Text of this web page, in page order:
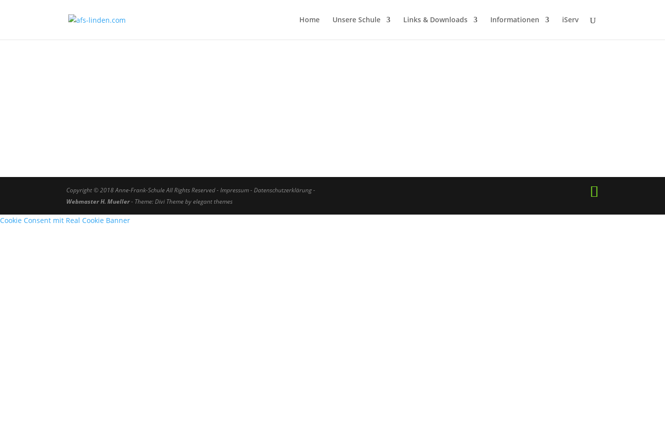
Home Unsere Schule Links & Downloads Informationen iServ
Copyright © 2018Anne-Frank-Schule All Rights Reserved -Impressum- Datenschutzerklärung -
Webmaster H. Mueller- Theme: Divi Theme by elegant themes
Cookie Consent mit Real Cookie Banner